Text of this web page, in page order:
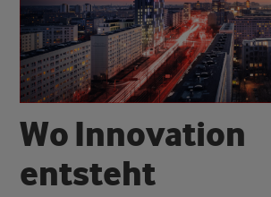
Wo nnovation
entste ht